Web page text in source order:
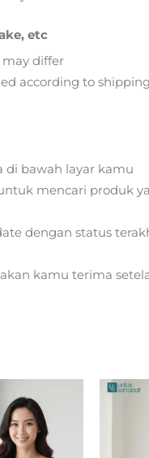
etc
differ
according to shipping
di bawah layar kamu
mencari produk
dengan status
kamu terima
price
was:
Rp474.000.
Current